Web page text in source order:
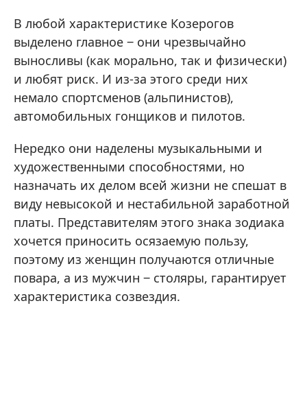
В любой характеристике Козерогов
выделено главное ‒ они чрезвычайно
выносливы (как морально, так и физически)
и любят риск. И из-за этого среди них
немало спортсменов (альпинистов),
автомобильных гонщиков и пилотов.
Нередко они наделены музыкальными и
художественными способностями, но
назначать их делом всей жизни не спешат в
виду невысокой и нестабильной заработной
платы. Представителям этого знака зодиака
хочется приносить осязаемую пользу,
поэтому из женщин получаются отличные
повара, а из мужчин ‒ столяры, гарантирует
характеристика созвездия.